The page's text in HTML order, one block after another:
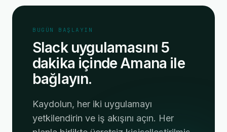
BUGÜN BAŞLAYIN
Slack uygulamasını 5
dakika içinde Amana ile
bağlayın.
Kaydolun, her iki uygulamayı
yetkilendirin ve iş akışını açın. Her